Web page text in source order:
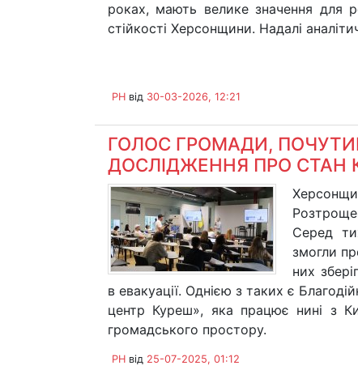
роках, мають велике значення для
стійкості Херсонщини. Надалі
PH від 30-03-2026, 12:21
ГОЛОС ГРОМАДИ,
ДОСЛІДЖЕННЯ ПРО СТАН
Серед
змогли
них
в евакуації. Однією з таких є
центр Куреш», яка працює нині з
громадського простору.
PH від 25-07-2025, 01:12